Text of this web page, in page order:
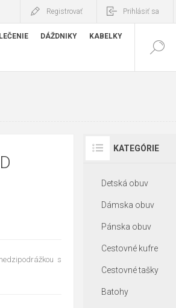
Registrovať Prihlásiť sa
DÁŽDNIKY KABELKY
s
KATEGÓRIE
Detská obuv
Dámska obuv
Pánska obuv
Cestovné kufre
Cestovné tašky
Batohy